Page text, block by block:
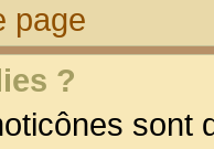
page
?
sont